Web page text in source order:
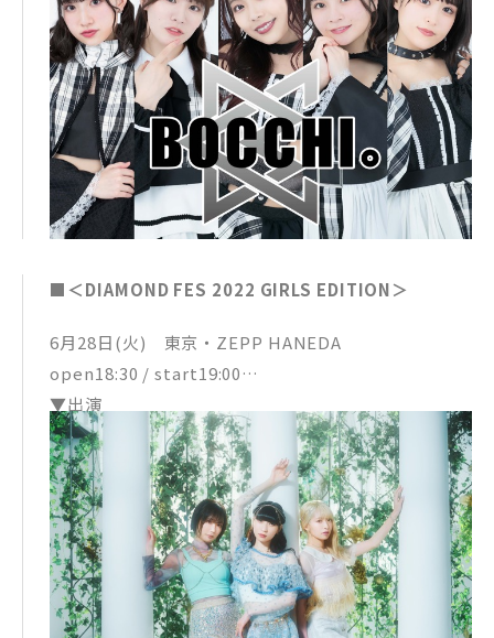
■＜DIAMOND FES 2022 GIRLS EDITION＞
6月28日(火) 東京・ZEPP HANEDA
open18:30 / start19:00
▼出演
チャペの泉fromでんぱ組.inc
26時のマスカレイド
わーすた
▼チケット
全自由席 ¥4,500(税込)
学割チケット ¥4,000(税込)
※入場時ドリンク代別